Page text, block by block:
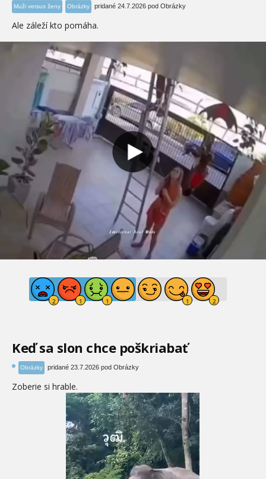
Muži versus ženy Obrázky pridané 24.7.2026 pod Obrázky
Ale záleží kto pomáha.
Keď sa slon chce poškriabať
Obrázky pridané 23.7.2026 pod Obrázky
Zoberie si hrable.